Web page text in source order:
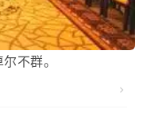
不群。